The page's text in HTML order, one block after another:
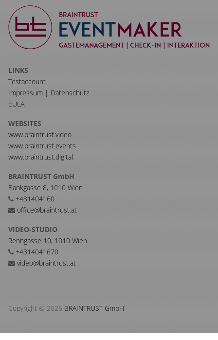
LINKS
Testaccount
Impressum | Datenschutz
EULA
WEBSITES
www.braintrust.video
www.braintrust.events
www.braintrust.digital
BRAINTRUST GmbH
Bankgasse 8, 1010 Wien
+431404160
office@braintrust.at
VIDEO-STUDIO
Renngasse 10, 1010 Wien
+4314041670
video@braintrust.at
Copyright © 2026 BRAINTRUST GmbH